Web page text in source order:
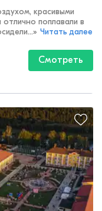
красивыми
поплавали в
» Читать далее
Смотреть